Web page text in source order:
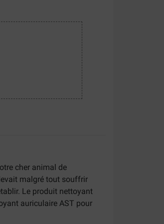
cher animal de
malgré tout souffrir
Le produit nettoyant
auriculaire AST pour